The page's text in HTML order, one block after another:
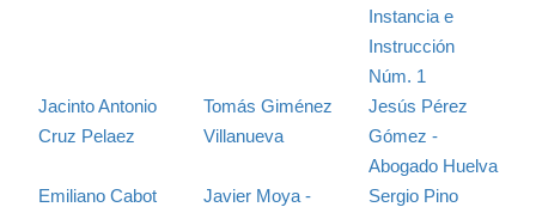
Instancia e
Instrucción
Núm. 1
Jacinto Antonio
Cruz Pelaez
Tomás Giménez
Villanueva
Jesús Pérez
Gómez -
Abogado Huelva
Emiliano Cabot
Javier Moya -
Sergio Pino